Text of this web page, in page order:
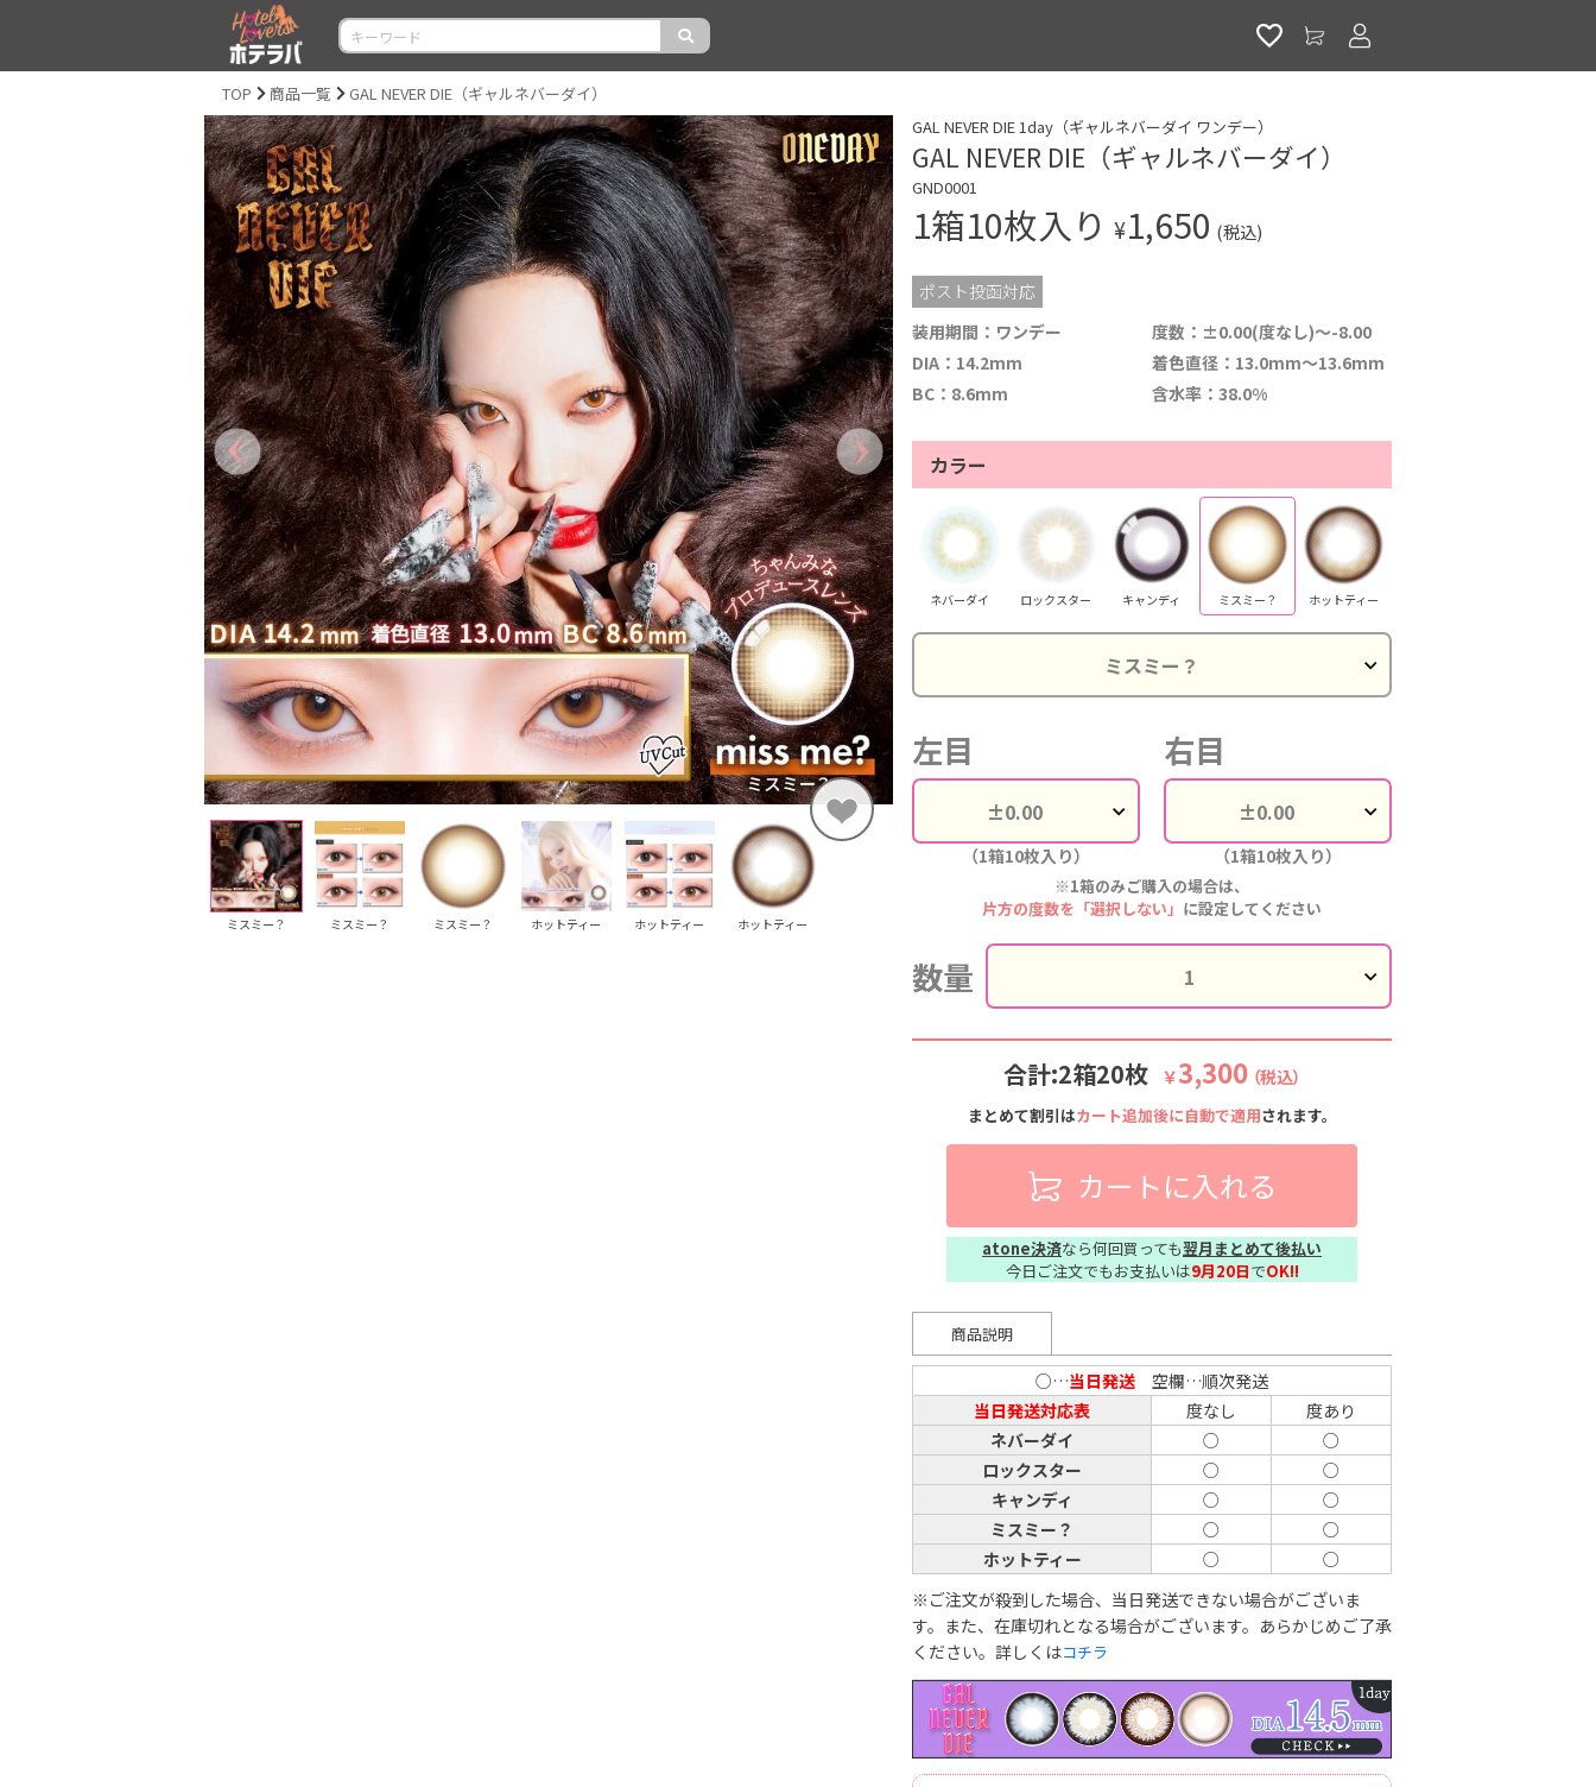
TOP 商品一覧 GAL NEVER DIE（ギャルネバーダイ）
ミスミー？ ミスミー？ ミスミー？ ホットティー ホットティー ホットティー
GAL NEVER DIE 1day（ギャルネバーダイ ワンデー）
GAL NEVER DIE（ギャルネバーダイ）
GND0001
1箱10枚入り ¥1,650 (税込)
ポスト投函対応
装用期間：ワンデー
度数：±0.00(度なし)～-8.00
DIA：14.2mm
着色直径：13.0mm～13.6mm
BC：8.6mm
含水率：38.0%
カラー
ネバーダイ ロックスター キャンディ ミスミー？ ホットティー
左目
（1箱10枚入り）
右目
（1箱10枚入り）
※1箱のみご購入の場合は、
片方の度数を「選択しない」 に設定してください
数量
合計:2箱20枚 ￥3,300 （税込）
まとめて割引はカート追加後に自動で適用されます。
カートに入れる
atone決済なら何回買っても翌月まとめて後払い
今日ご注文でもお支払いは9月20日でOK!!
商品説明
○…当日発送 空欄…順次発送
当日発送対応表
度なし
度あり
ネバーダイ
○
○
ロックスター
○
○
キャンディ
○
○
ミスミー？
○
○
ホットティー
○
○
※ご注文が殺到した場合、当日発送できない場合がございま
す。また、在庫切れとなる場合がございます。あらかじめご了承
ください。詳しくはコチラ